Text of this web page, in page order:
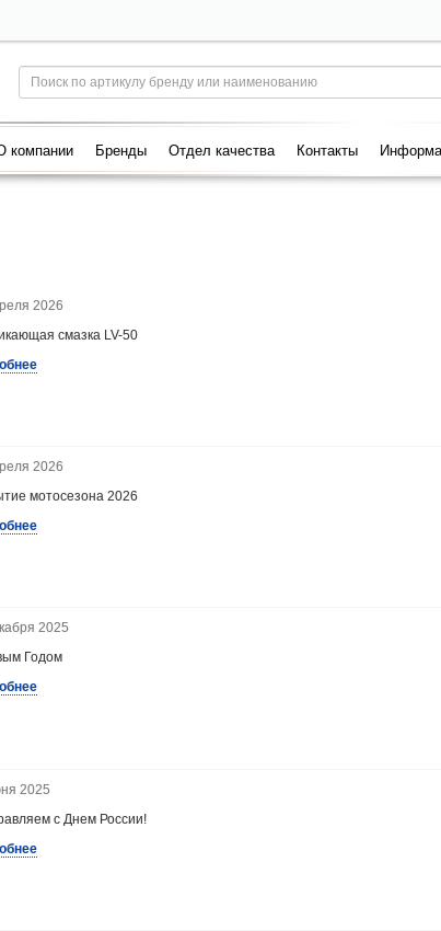
компании Бренды Отдел качества Контакты
2026
смазка LV-50
2026
мотосезона 2026
2025
Годом
2025
с Днем России!